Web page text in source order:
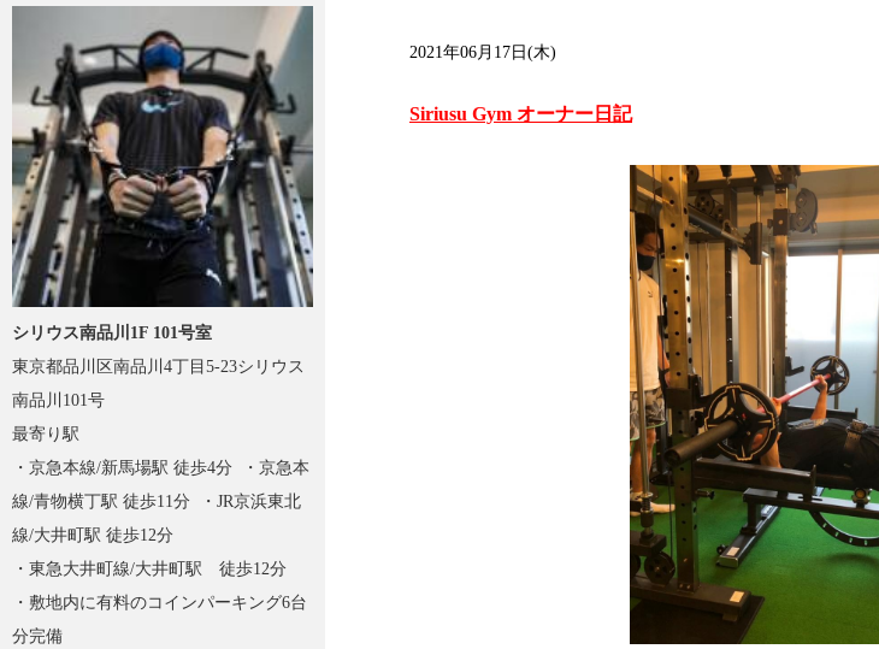
2021年06月17日(木)
Siriusu Gym オーナー日記
シリウス南品川1F 101号室
東京都品川区南品川4丁目5-23シリウス
南品川101号
最寄り駅
・京急本線/新馬場駅 徒歩4分 ・京急本
線/青物横丁駅 徒歩11分 ・JR京浜東北
線/大井町駅 徒歩12分
・東急大井町線/大井町駅 徒歩12分
・敷地内に有料のコインパーキング6台
分完備